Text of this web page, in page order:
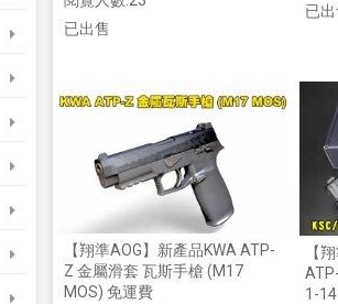
已出售
加入購物車
已出
【翔準AOG】新產品KWA ATP-
Z 金屬滑套 瓦斯手槍 (M17
MOS) 免運費
【
1-